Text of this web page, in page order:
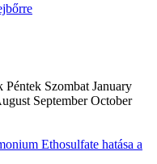
Szombat January
September October